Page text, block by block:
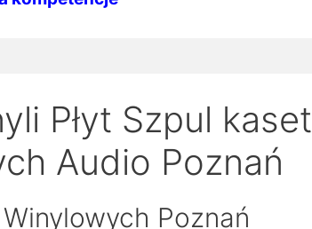
Płyt Szpul kaset
Audio Poznań
Poznań